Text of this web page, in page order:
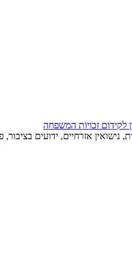
נישואין אזרחיים, ידועים